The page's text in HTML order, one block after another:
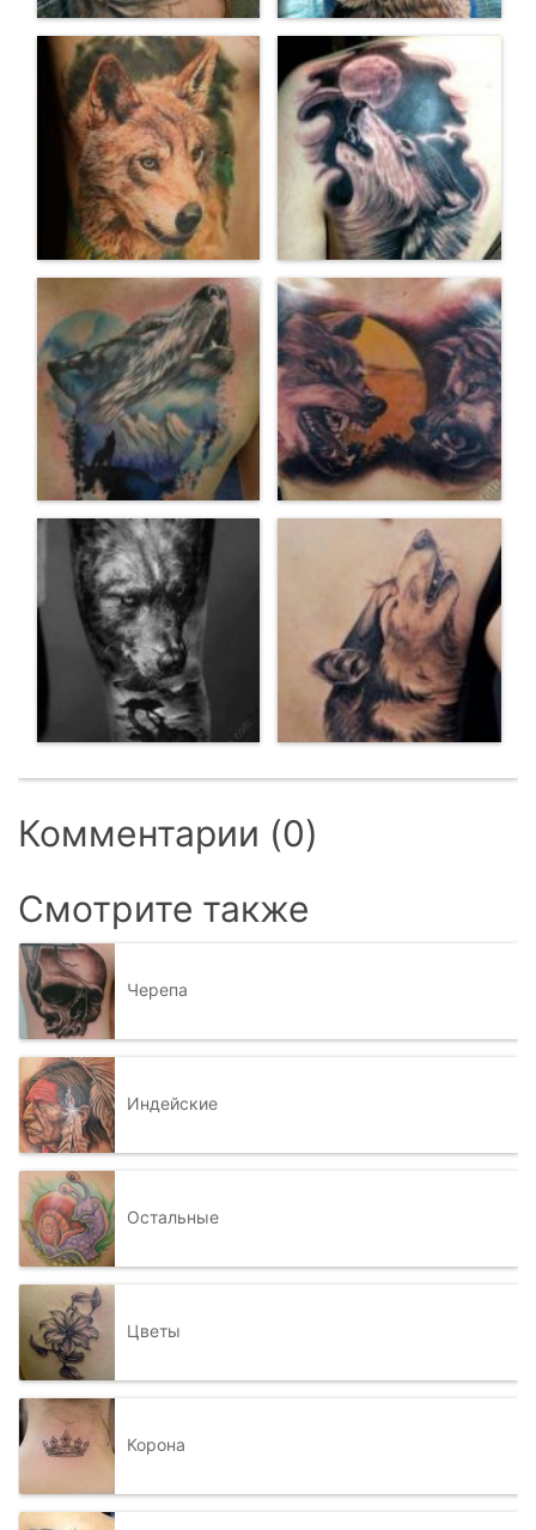
Комментарии (0)
Смотрите также
Черепа
Индейские
Остальные
Цветы
Корона